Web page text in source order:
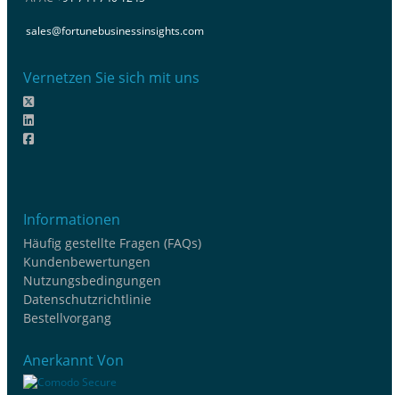
sales@fortunebusinessinsights.com
Vernetzen Sie sich mit uns
Informationen
Häufig gestellte Fragen (FAQs)
Kundenbewertungen
Nutzungsbedingungen
Datenschutzrichtlinie
Bestellvorgang
Anerkannt Von